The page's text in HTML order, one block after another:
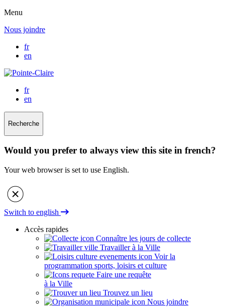
Menu
Nous joindre
fr
en
fr
en
Recherche
Would you prefer to always view this site in french?
Your web browser is set to use English.
Switch to english
Accès rapides
Connaître les jours de collecte
Travailler à la Ville
Voir la
programmation sports, loisirs et culture
Faire une requête
à la Ville
Trouvez un lieu
Nous joindre